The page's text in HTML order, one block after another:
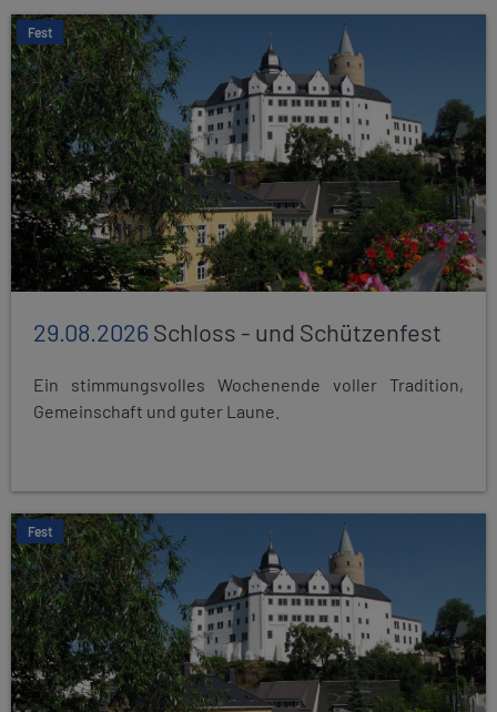
Fest
29.08.2026Schloss - und Schützenfest
Ein stimmungsvolles Wochenende voller Tradition,
Gemeinschaft und guter Laune.
Fest